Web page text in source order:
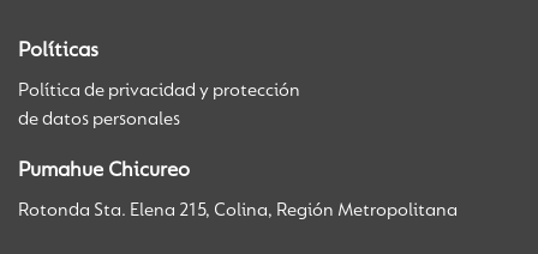
Políticas
Política de privacidad y protección
de datos personales
Pumahue Chicureo
Rotonda Sta. Elena 215, Colina, Región Metropolitana